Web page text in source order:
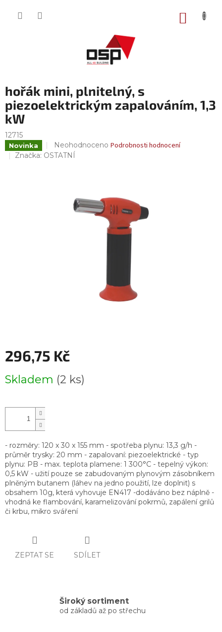
hořák mini, plnitelný, s
piezoelektrickým zapalováním, 1,3
kW
12715
Novinka
Průměrné
hodnocení
hvězdiček.
Neohodnoceno Podrobnosti hodnocení
Značka: OSTATNÍ
296,75 Kč
cena:
Skladem (2 ks)
- rozměry: 120 x 30 x 155 mm - spotřeba plynu: 13,3 g/h -
průměr trysky: 20 mm - zapalovaní: piezoelektrické - typ
plynu: PB - max. teplota plamene: 1 300°C - tepelný výkon:
0,5 kW - užití pouze se zabudovaným plynovým zásobníkem
plněným butanem (láhev na jedno použití, lze doplnit) s
obsahem 10g, která vyhovuje EN417 -dodáváno bez náplně -
vhodná ke flambování, karamelizování pokrmů, zapálení grilů
či krbu, mikro sváření
ZEPTAT SE SDÍLET
Široký sortiment
od základů až po střechu